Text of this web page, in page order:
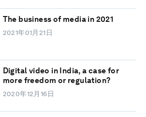
The business of media in 2021
2021年01月21日
Digital video in India, a case for
more freedom or regulation?
2020年12月16日